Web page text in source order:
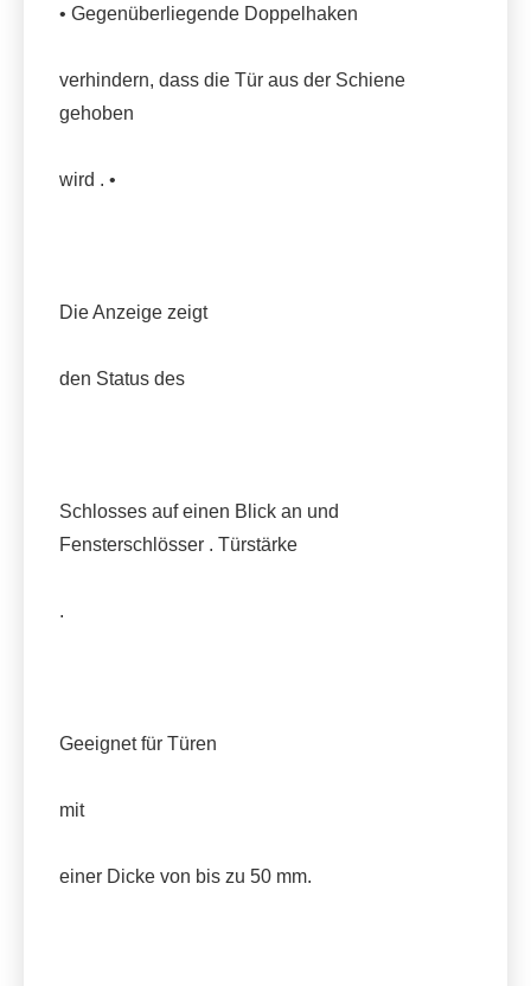
• Gegenüberliegende Doppelhaken
verhindern, dass die Tür aus der Schiene
gehoben
wird . •
Die Anzeige zeigt
den Status des
Schlosses auf einen Blick an und
Fensterschlösser . Türstärke
.
Geeignet für Türen
mit
einer Dicke von bis zu 50 mm.